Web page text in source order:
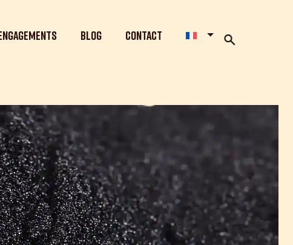
Blog Contact